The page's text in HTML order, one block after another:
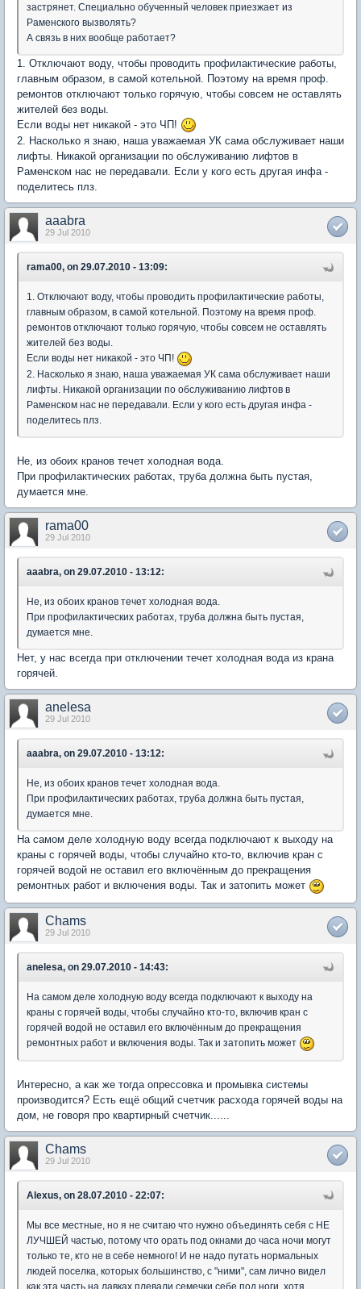
застрянет. Специально обученный человек приезжает из
Раменского вызволять?
А связь в них вообще работает?
1. Отключают воду, чтобы проводить профилактические работы,
главным образом, в самой котельной. Поэтому на время проф.
ремонтов отключают только горячую, чтобы совсем не оставлять
жителей без воды.
Если воды нет никакой - это ЧП!
2. Насколько я знаю, наша уважаемая УК сама обслуживает наши
лифты. Никакой организации по обслуживанию лифтов в
Раменском нас не передавали. Если у кого есть другая инфа -
поделитесь плз.
aaabra
29 Jul 2010
rama00, on 29.07.2010 - 13:09:
1. Отключают воду, чтобы проводить профилактические работы,
главным образом, в самой котельной. Поэтому на время проф.
ремонтов отключают только горячую, чтобы совсем не оставлять
жителей без воды.
Если воды нет никакой - это ЧП!
2. Насколько я знаю, наша уважаемая УК сама обслуживает наши
лифты. Никакой организации по обслуживанию лифтов в
Раменском нас не передавали. Если у кого есть другая инфа -
поделитесь плз.
Не, из обоих кранов течет холодная вода.
При профилактических работах, труба должна быть пустая,
думается мне.
rama00
29 Jul 2010
aaabra, on 29.07.2010 - 13:12:
Не, из обоих кранов течет холодная вода.
При профилактических работах, труба должна быть пустая,
думается мне.
Нет, у нас всегда при отключении течет холодная вода из крана
горячей.
anelesa
29 Jul 2010
aaabra, on 29.07.2010 - 13:12:
Не, из обоих кранов течет холодная вода.
При профилактических работах, труба должна быть пустая,
думается мне.
На самом деле холодную воду всегда подключают к выходу на
краны с горячей воды, чтобы случайно кто-то, включив кран с
горячей водой не оставил его включённым до прекращения
ремонтных работ и включения воды. Так и затопить может
Chams
29 Jul 2010
anelesa, on 29.07.2010 - 14:43:
На самом деле холодную воду всегда подключают к выходу на
краны с горячей воды, чтобы случайно кто-то, включив кран с
горячей водой не оставил его включённым до прекращения
ремонтных работ и включения воды. Так и затопить может
Интересно, а как же тогда опрессовка и промывка системы
производится? Есть ещё общий счетчик расхода горячей воды на
дом, не говоря про квартирный счетчик......
Chams
29 Jul 2010
Alexus, on 28.07.2010 - 22:07:
Мы все местные, но я не считаю что нужно объединять себя с НЕ
ЛУЧШЕЙ частью, потому что орать под окнами до часа ночи могут
только те, кто не в себе немного! И не надо путать нормальных
людей поселка, которых большинство, с "ними", сам лично видел
как эта часть на лавках плевали семечки себе под ноги, хотя